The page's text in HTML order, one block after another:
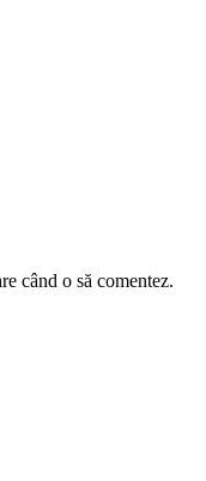
când o să comentez.